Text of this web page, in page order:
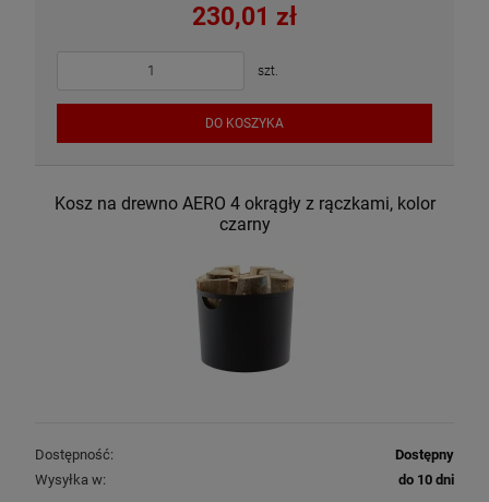
230,01 zł
szt.
DO KOSZYKA
Kosz na drewno AERO 4 okrągły z rączkami, kolor
czarny
Dostępność:
Dostępny
Wysyłka w:
do 10 dni